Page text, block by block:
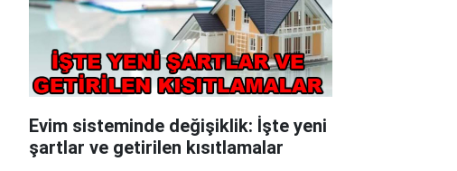
Evim sisteminde değişiklik: İşte yeni
şartlar ve getirilen kısıtlamalar